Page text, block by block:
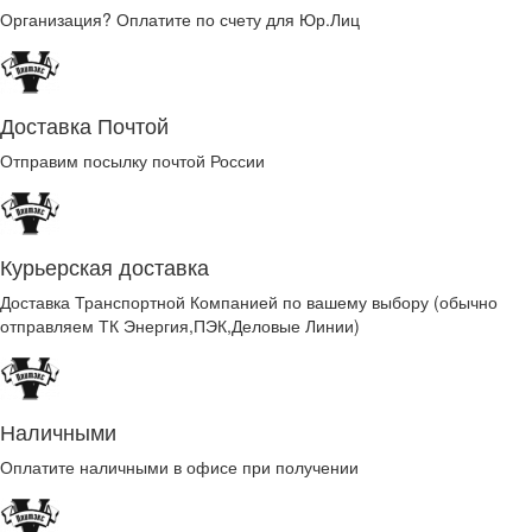
Организация? Оплатите по счету для Юр.Лиц
Доставка Почтой
Отправим посылку почтой России
Курьерская доставка
Доставка Транспортной Компанией по вашему выбору (обычно
отправляем ТК Энергия,ПЭК,Деловые Линии)
Наличными
Оплатите наличными в офисе при получении